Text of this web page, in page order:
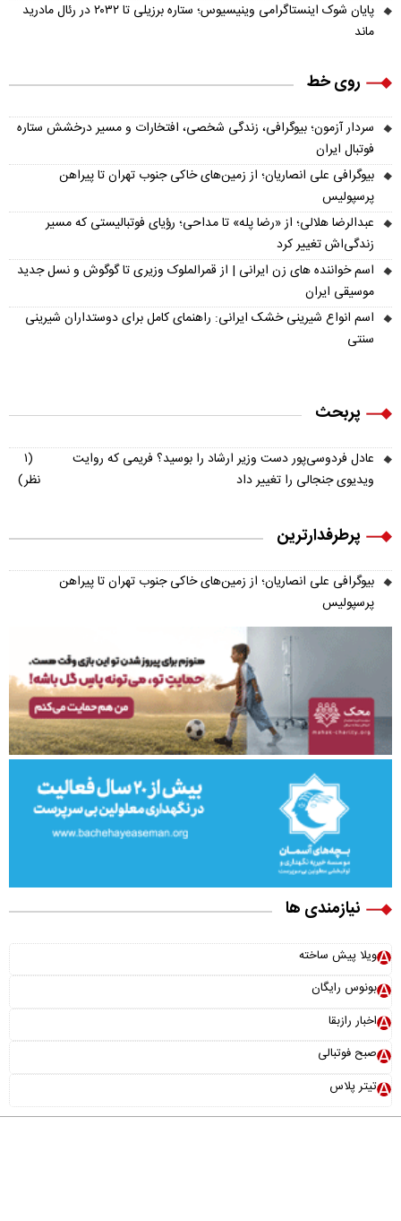
پایان شوک اینستاگرامی وینیسیوس؛ ستاره برزیلی تا ۲۰۳۲ در رئال مادرید
ماند
روی خط
سردار آزمون؛ بیوگرافی، زندگی شخصی، افتخارات و مسیر درخشش ستاره
فوتبال ایران
بیوگرافی علی انصاریان؛ از زمین‌های خاکی جنوب تهران تا پیراهن
پرسپولیس
عبدالرضا هلالی؛ از «رضا پله» تا مداحی؛ رؤیای فوتبالیستی که مسیر
زندگی‌اش تغییر کرد
اسم خواننده های زن ایرانی | از قمرالملوک وزیری تا گوگوش و نسل جدید
موسیقی ایران
اسم انواع شیرینی خشک ایرانی: راهنمای کامل برای دوستداران شیرینی
سنتی
پربحث
عادل فردوسی‌پور دست وزیر ارشاد را بوسید؟ فریمی که روایت
ویدیوی جنجالی را تغییر داد
(۱
نظر)
پرطرفدارترین
بیوگرافی علی انصاریان؛ از زمین‌های خاکی جنوب تهران تا پیراهن
پرسپولیس
نیازمندی ها
ویلا پیش ساخته
بونوس رایگان
اخبار رازبقا
صبح فوتبالی
تیتر پلاس